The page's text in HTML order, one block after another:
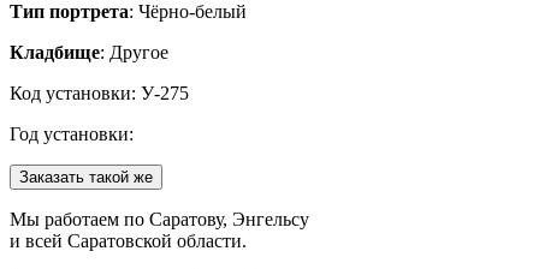
Тип портрета: Чёрно-белый
Кладбище: Другое
Код установки: У-275
Год установки:
Заказать такой же
Мы работаем по Саратову, Энгельсу
и всей Саратовской области.